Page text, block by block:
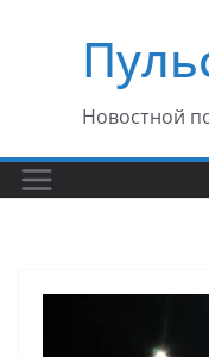
содержимому
Новостной